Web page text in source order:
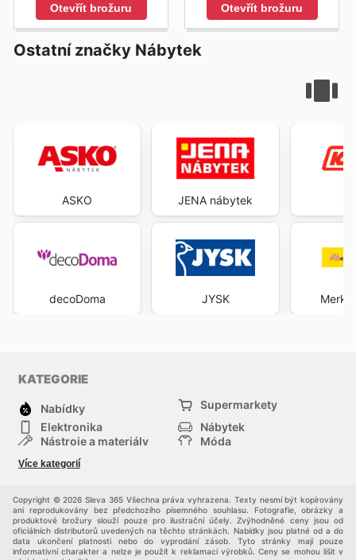
Otevřít brožuru Otevřít brožuru
Ostatní značky Nábytek
ASKO
decoDoma
JENA nábytek
JYSK
KATEGORIE
Nabídky
Supermarkety
Elektronika
Nábytek
Nástroje a materiály
Móda
Děti
Více kategorií
Copyright © 2026 Sleva 365 Všechna práva vyhrazena. Texty nesmí být kopírovány
ani reprodukovány bez předchozího písemného souhlasu. Fotografie, obrázky a
produktové brožury slouží pouze pro ilustrační účely. Zvýhodněné ceny jsou od
oficiálních distributorů uvedených na těchto stránkách. Nabídky jsou platné od a do
data ukončení platnosti nebo do vyprodání zásob. Tyto stránky mají pouze
informativní charakter a nelze je použít k reklamaci výrobků. Ceny se mohou lišit v